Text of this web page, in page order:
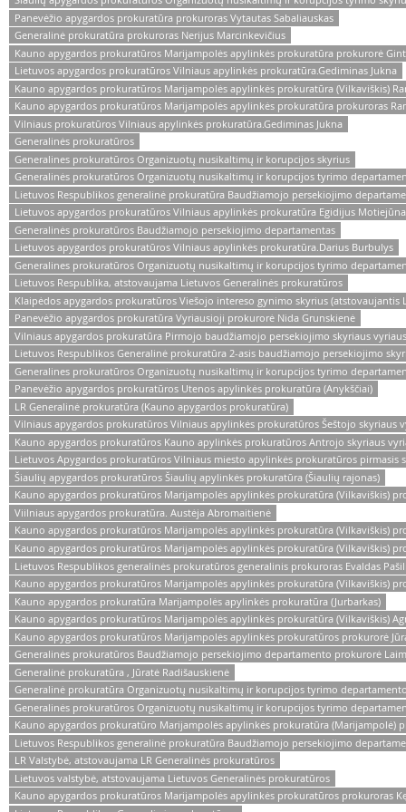
Panevėžio apygardos prokuratūra prokuroras Vytautas Sabaliauskas
Generalinė prokuratūra prokuroras Nerijus Marcinkevičius
Kauno apygardos prokuratūros Marijampolės apylinkės prokuratūra prokurorė
Lietuvos apygardos prokuratūros Vilniaus apylinkės prokuratūra.Gediminas Jukna
Kauno apygardos prokuratūros Marijampolės apylinkės prokuratūra (Vilkaviškis)
Kauno apygardos prokuratūros Marijampolės apylinkės prokuratūra prokuroras
Vilniaus prokuratūros Vilniaus apylinkės prokuratūra.Gediminas Jukna
Generalinės prokuratūros
Generalines prokuratūros Organizuotų nusikaltimų ir korupcijos skyrius
Generalinės prokuratūros Organizuotų nusikaltimų ir korupcijos tyrimo
Lietuvos Respublikos generalinė prokuratūra Baudžiamojo persekiojimo
Lietuvos apygardos prokuratūros Vilniaus apylinkės prokuratūra Egidijus
Generalinės prokuratūros Baudžiamojo persekiojimo departamentas
Lietuvos apygardos prokuratūros Vilniaus apylinkės prokuratūra.Darius Burbulys
Generalines prokuratūros Organizuotų nusikaltimų ir korupcijos tyrimo
Lietuvos Respublika, atstovaujama Lietuvos Generalinės prokuratūros
Klaipėdos apygardos prokuratūros Viešojo intereso gynimo skyrius (atstovaujantis
Panevėžio apygardos prokuratūra Vyriausioji prokurorė Nida Grunskienė
Vilniaus apygardos prokuratūra Pirmojo baudžiamojo persekiojimo skyriaus
Lietuvos Respublikos Generalinė prokuratūra 2-asis baudžiamojo persekiojimo
Generalines prokuratūros Organizuotų nusikaltimų ir korupcijos tyrimo
Panevėžio apygardos prokuratūros Utenos apylinkės prokuratūra (Anykščiai)
LR Generalinė prokuratūra (Kauno apygardos prokuratūra)
Vilniaus apygardos prokuratūros Vilniaus apylinkės prokuratūros Šeštojo skyriaus
Kauno apygardos prokuratūros Kauno apylinkės prokuratūros Antrojo skyriaus
Lietuvos Apygardos prokuratūros Vilniaus miesto apylinkės prokuratūros pirmasis
Šiaulių apygardos prokuratūros Šiaulių apylinkės prokuratūra (Šiaulių rajonas)
Kauno apygardos prokuratūros Marijampolės apylinkės prokuratūra (Vilkaviškis)
Viilniaus apygardos prokuratūra. Austėja Abromaitienė
Kauno apygardos prokuratūros Marijampolės apylinkės prokuratūra (Vilkaviškis)
Kauno apygardos prokuratūros Marijampolės apylinkės prokuratūra (Vilkaviškis)
Lietuvos Respublikos generalinės prokuratūros generalinis prokuroras Evaldas
Kauno apygardos prokuratūros Marijampolės apylinkės prokuratūra (Vilkaviškis)
Kauno apygardos prokuratūra Marijampolės apylinkės prokuratūra (Jurbarkas)
Kauno apygardos prokuratūros Marijampolės apylinkės prokuratūra (Vilkaviškis)
Kauno apygardos prokuratūros Marijampolės apylinkės prokuratūros prokurorė
Generalinės prokuratūros Baudžiamojo persekiojimo departamento prokurorė
Generalinė prokuratūra , Jūratė Radišauskienė
Generalinė prokuratūra Organizuotų nusikaltimų ir korupcijos tyrimo
Generalinės prokuratūros Organizuotų nusikaltimų ir korupcijos tyrimo
Kauno apygardos prokuratūro Marijampolės apylinkės prokuratūra (Marijampolė)
Lietuvos Respublikos generalinė prokuratūra Baudžiamojo persekiojimo
LR Valstybė, atstovaujama LR Generalinės prokuratūros
Lietuvos valstybė, atstovaujama Lietuvos Generalinės prokuratūros
Kauno apygardos prokuratūros Marijampolės apylinkės prokuratūros prokuroras